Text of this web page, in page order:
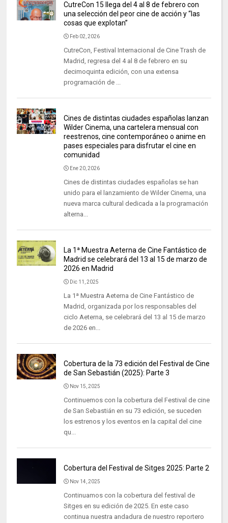
CutreCon 15 llega del 4 al 8 de febrero con
una selección del peor cine de acción y “las
cosas que explotan”
Feb 02, 2026
CutreCon, Festival Internacional de Cine Trash de
Madrid, regresa del 4 al 8 de febrero en su
decimoquinta edición, con una extensa
programación de ...
Cines de distintas ciudades españolas lanzan
Wilder Cinema, una cartelera mensual con
reestrenos, cine contemporáneo o anime en
pases especiales para disfrutar el cine en
comunidad
Ene 20, 2026
Cines de distintas ciudades españolas se han
unido para el lanzamiento de Wilder Cinema, una
nueva marca cultural dedicada a la programación
alterna...
La 1ª Muestra Aeterna de Cine Fantástico de
Madrid se celebrará del 13 al 15 de marzo de
2026 en Madrid
Dic 11, 2025
La 1ª Muestra Aeterna de Cine Fantástico de
Madrid, organizada por los responsables del
ciclo Aeterna, se celebrará del 13 al 15 de marzo
de 2026 en...
Cobertura de la 73 edición del Festival de Cine
de San Sebastián (2025): Parte 3
Nov 15, 2025
Continuemos con la cobertura del Festival de cine
de San Sebastián en su 73 edición, se suceden
los estrenos y los eventos en la capital del cine
qu...
Cobertura del Festival de Sitges 2025: Parte 2
Nov 14, 2025
Continuamos con la cobertura del festival de
Sitges en su edición de 2025. En este caso
continua nuestra andadura de nuestro reportero